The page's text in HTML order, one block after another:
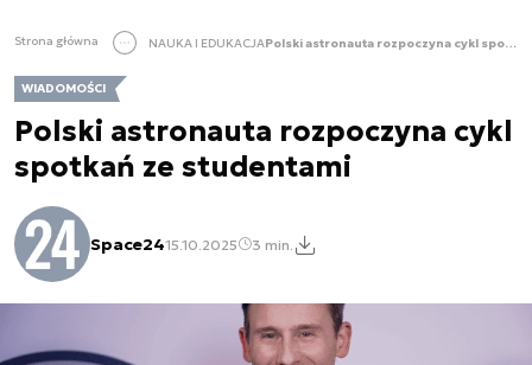
Strona główna NAUKA I EDUKACJA Polski astronauta rozpoczyna cykl spotkań ze studentami
WIADOMOŚCI
Polski astronauta rozpoczyna cykl
spotkań ze studentami
Space2415.10.2025 3 min.